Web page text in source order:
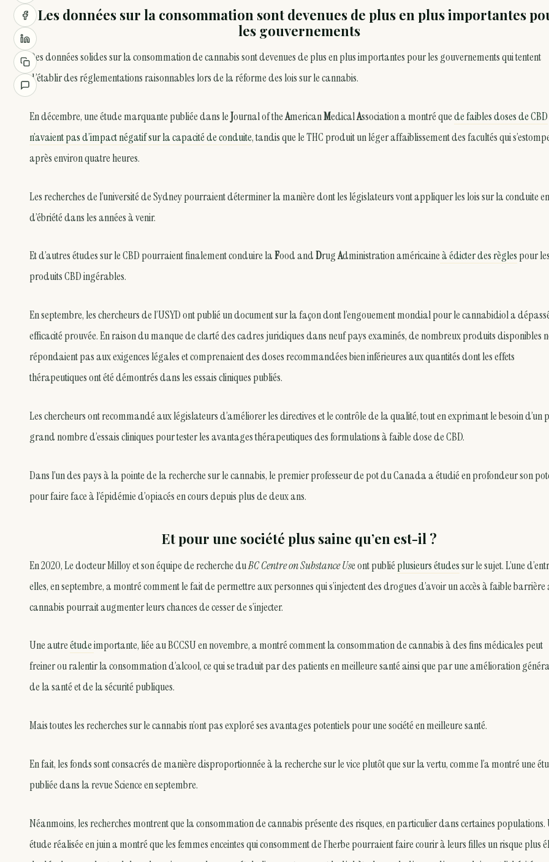
Les données sur la consommation sont devenues de plus en plus importantes
les gouvernements
Des données solides sur la consommation de cannabis sont devenues de plus en plus importantes pour les gouvernements qui tentent
d’établir des réglementations raisonnables lors de la réforme des lois sur le cannabis.
En décembre, une étude marquante publiée dans leJournal of theAmericanMedicalAssociation a montré quede faibles doses de CBD
n’avaient pas d’impact négatif sur la capacité de conduite, tandis que le THC produit un léger affaiblissement des facultés qui
après environ quatre heures.
Les recherches de l’université de Sydney pourraient déterminer la manière dont les législateurs vont appliquer les lois sur la conduite
d’ébriété dans les années à venir.
Et d’autres études sur le CBD pourraient finalement conduire laFood andDrugAdministration américaineà édicter des règles pour les
produits CBD ingérables.
En septembre, les chercheurs de l’USYD ont publié un document sur la façon dont l’engouement mondial pour le cannabidiol a
efficacité prouvée. En raison du manque de clarté des cadres juridiques dans neuf pays examinés, de nombreux produits disponibles
répondaient pas aux exigences légales et comprenaient des doses recommandées bien inférieures aux quantités dont les effets
thérapeutiques ont été démontrés dans les essais cliniques publiés.
Les chercheurs ont recommandé aux législateurs d’améliorer les directives et le contrôle de la qualité, tout en exprimant le besoin d’un
grand nombre d’essais cliniques pour tester les avantages thérapeutiques des formulations à faible dose de CBD.
Dans l’un des pays à la pointe de la recherche sur le cannabis, le premier professeur de pot du Canada a étudié en profondeur son
pour faire face à l’épidémie d’opiacés en cours depuis plus de deux ans.
Et pour une société plus saine qu’en est-il ?
En 2020, Le docteur Milloy et son équipe de recherche duBC Centre on Substance Use ont publiéplusieurs étudessur le sujet. L’une
elles, en septembre, a montré comment le fait de permettre aux personnes qui s’injectent des drogues d’avoir un accès à faible barrière
cannabis pourrait augmenter leurs chances de cesser de s’injecter.
Une autreétudeimportante, liée au BCCSU en novembre, a montré comment la consommation de cannabis à des fins médicales peut
freiner ou ralentir la consommation d’alcool, ce qui se traduit par des patients en meilleure santé ainsi que par une amélioration
de la santé et de la sécurité publiques.
Mais toutes les recherches sur le cannabis n’ont pas exploré ses avantages potentiels pour une société en meilleure santé.
En fait, les fonds sont consacrés de manière disproportionnée à la recherche sur le vice plutôt que sur la vertu, comme l’a montré une
publiée dans la revue Science en septembre.
Néanmoins, les recherches montrent que la consommation de cannabis présente des risques, en particulier dans certaines populations.
étude réalisée en juin a montré que les femmes enceintes qui consomment de l’herbe pourraient faire courir à leurs filles un risque plus